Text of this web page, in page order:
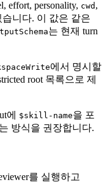
effort, personality, cwd ,
습니다. 이 값은 같은
는 현재 turn
에서 명시할
root 목록으로 제
에 $skill-name을 포
방식을 권장합니다.
를 실행하고